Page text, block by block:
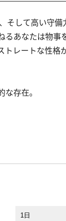
そして高い守
あなたは物事
レートな性格
存在。